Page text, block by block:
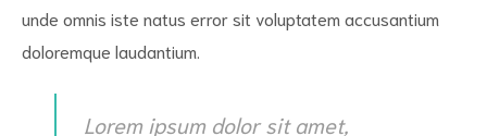
unde omnis iste natus error sit voluptatem accusantium
doloremque laudantium.
Lorem ipsum dolor sit amet,